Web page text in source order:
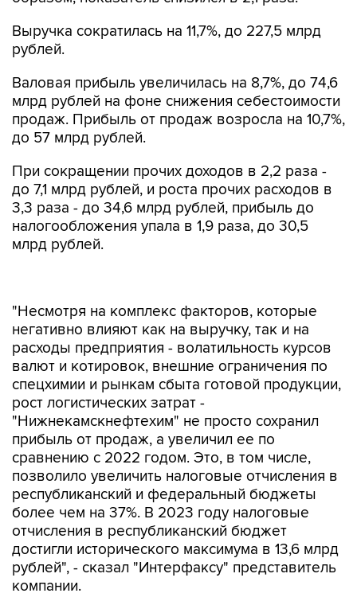
Выручка сократилась на 11,7%, до 227,5 млрд
рублей.
Валовая прибыль увеличилась на 8,7%, до 74,6
млрд рублей на фоне снижения себестоимости
продаж. Прибыль от продаж возросла на 10,7%,
до 57 млрд рублей.
При сокращении прочих доходов в 2,2 раза -
до 7,1 млрд рублей, и роста прочих расходов в
3,3 раза - до 34,6 млрд рублей, прибыль до
налогообложения упала в 1,9 раза, до 30,5
млрд рублей.
расходы предприятия - волатильность курсов
валют и котировок, внешние ограничения по
спецхимии и рынкам сбыта готовой продукции,
рост логистических затрат -
"Нижнекамскнефтехим" не просто сохранил
прибыль от продаж, а увеличил ее по
сравнению с 2022 годом. Это, в том числе,
позволило увеличить налоговые отчисления в
республиканский и федеральный бюджеты
более чем на 37%. В 2023 году налоговые
отчисления в республиканский бюджет
достигли исторического максимума в 13,6 млрд
рублей", - сказал "Интерфаксу" представитель
компании.
Активы предприятия выросли за прошлый год